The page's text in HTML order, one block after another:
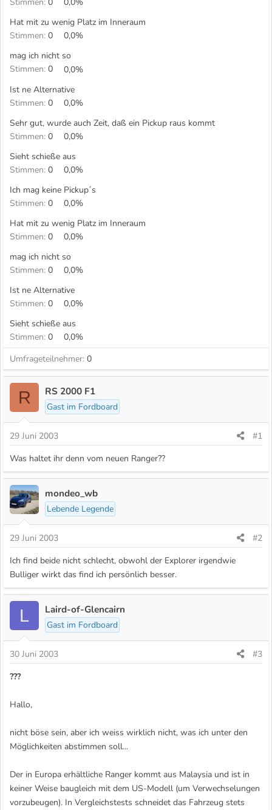
Stimmen: 0
0,0%
Hat mit zu wenig Platz im Inneraum
Stimmen: 0
0,0%
mag ich nicht so
Stimmen: 0
0,0%
Ist ne Alternative
Stimmen: 0
0,0%
Sehr gut, wurde auch Zeit, daß ein Pickup raus kommt
Stimmen: 0
0,0%
Sieht schieße aus
Stimmen: 0
0,0%
Ich mag keine Pickup´s
Stimmen: 0
0,0%
Hat mit zu wenig Platz im Inneraum
Stimmen: 0
0,0%
mag ich nicht so
Stimmen: 0
0,0%
Ist ne Alternative
Stimmen: 0
0,0%
Sieht schieße aus
Stimmen: 0
0,0%
Umfrageteilnehmer 0
R RS 2000 F1
Gast im Fordboard
29 Juni 2003
#1
Was haltet ihr denn vom neuen Ranger??
mondeo_wb
Lebende Legende
29 Juni 2003
#2
Ich find beide nicht schlecht, obwohl der Explorer irgendwie
Bulliger wirkt das find ich persönlich besser.
L Laird-of-Glencairn
Gast im Fordboard
30 Juni 2003
#3
???
Hallo,
nicht böse sein, aber ich weiss wirklich nicht, was ich unter den
Möglichkeiten abstimmen soll...
Der in Europa erhältliche Ranger kommt aus Malaysia und ist in
keiner Weise baugleich mit dem US-Modell (um Verwechselungen
vorzubeugen). In Vergleichstests schneidet das Fahrzeug stets